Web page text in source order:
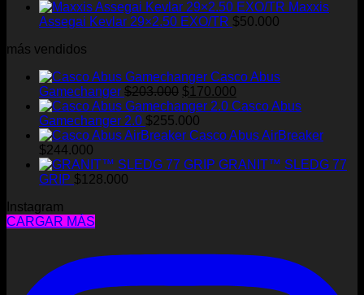
pueden
la
producto
Maxxis
Assegai Kevlar 29×2.50 EXO/TR $50.000
más vendidos
Casco Abus
Gamechanger $203.000 El
precio
original
era:
$170.000
precio
es:
Casco Abus
Gamechanger 2.0 $255.000
Casco Abus AirBreaker
$244.000
GRANIT™ SLEDG 77
GRIP $128.000
Instagram
CARGAR MÁS